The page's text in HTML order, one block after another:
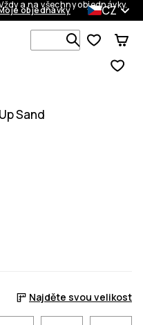
a na všechny objednávky.
objednávky CZ
Vyhledávej
Sand
Najděte svou velikost